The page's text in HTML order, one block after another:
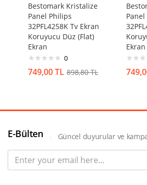
Bestomark Kristalize
Panel Philips
32PFL4258K Tv Ekran
Koruyucu Düz (Flat)
Ekran
0
749,00TL 898,80TL
Ekran
E-Bülten Güncel duyurular ve